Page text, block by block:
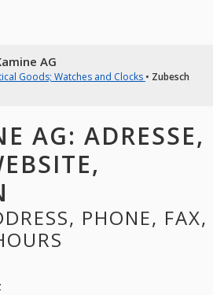
AG
Goods; Watches and Clocks • Zubesch
AG: ADRESSE,
PHONE, FAX,